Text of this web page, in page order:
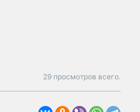
29 просмотров всего.